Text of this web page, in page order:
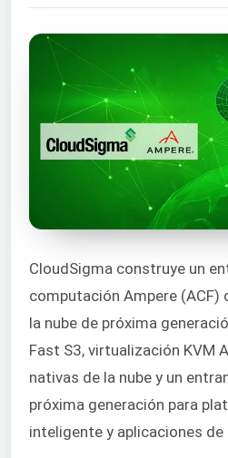
CloudSigma construye un
computación Ampere (ACF)
la nube de próxima
Fast S3, virtualización KVM
nativas de la nube y un
próxima generación para
inteligente y aplicaciones de